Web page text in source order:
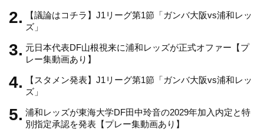
a
n
n
e
【議論はコチラ】J1リーグ第1節「ガンバ大阪vs浦和レッ
ズ」
元日本代表DF山根視来に浦和レッズが正式オファー【プ
レー集動画あり】
【スタメン発表】J1リーグ第1節「ガンバ大阪vs浦和レッ
ズ」
浦和レッズが東海大学DF田中玲音の2029年加入内定と特
別指定承認を発表【プレー集動画あり】